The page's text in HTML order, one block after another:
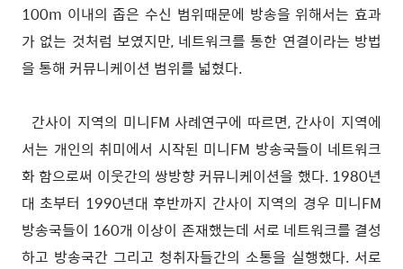
100m 이내의 좁은 수신 범위때문에 방송을 위해서는 효과
가 없는 것처럼 보였지만, 네트워크를 통한 연결이라는 방법
을 통해 커뮤니케이션 범위를 넓혔다.
간사이 지역의 미니FM 사례연구에 따르면, 간사이 지역에
서는 개인의 취미에서 시작된 미니FM 방송국들이 네트워크
화 함으로써 이웃간의 쌍방향 커뮤니케이션을 했다. 1980년
대 초부터 1990년대 후반까지 간사이 지역의 경우 미니FM
방송국들이 160개 이상이 존재했는데 서로 네트워크를 결성
하고 방송국간 그리고 청취자들간의 소통을 실행했다. 서로